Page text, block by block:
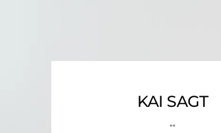
KAI SAGT
""